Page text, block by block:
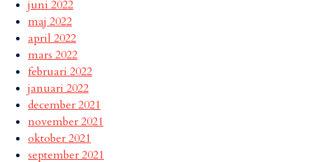
juni 2022
maj 2022
april 2022
mars 2022
februari 2022
januari 2022
december 2021
november 2021
oktober 2021
september 2021